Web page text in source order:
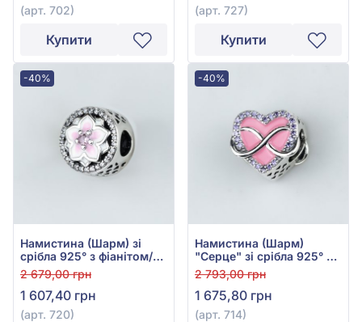
(арт. 702)
Купити
(арт. 727)
Купити
-40%
Намистина (Шарм) зі
срібла 925° з фіанітом/
куб.цирконієм, рожевою
емаллю та рожевим
фіанітом/куб.цирконієм,
арт. 720
2 679,00 грн
1 607,40 грн
(арт. 720)
-40%
Намистина (Шарм)
"Серце" зі срібла 925° з
Рожевою Емаллю та
Фіолетовим Фіанітом/
куб.цирконієм, арт. 714
2 793,00 грн
1 675,80 грн
(арт. 714)